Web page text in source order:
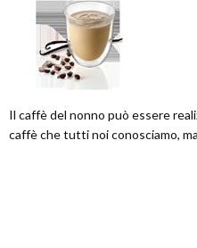
Il caffè del nonno può essere
caffè che tutti noi conosciamo,